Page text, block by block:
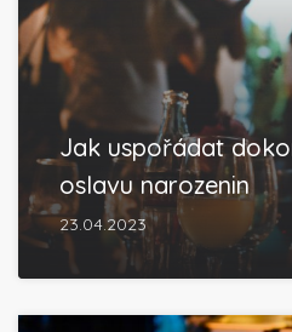
Jak uspořádat
oslavu narozenin
23.04.2023